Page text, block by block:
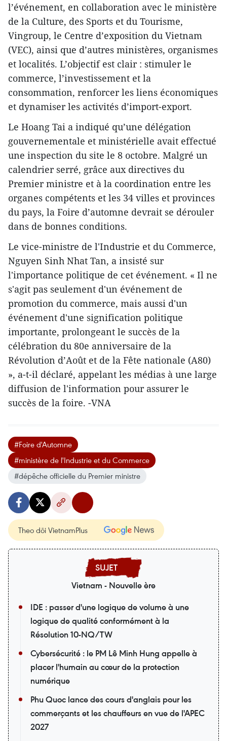
l’événement, en collaboration avec le ministère
de la Culture, des Sports et du Tourisme,
Vingroup, le Centre d’exposition du Vietnam
(VEC), ainsi que d’autres ministères, organismes
et localités. L’objectif est clair : stimuler le
commerce, l’investissement et la
consommation, renforcer les liens économiques
et dynamiser les activités d’import-export.
Le Hoang Tai a indiqué qu’une délégation
gouvernementale et ministérielle avait effectué
une inspection du site le 8 octobre. Malgré un
calendrier serré, grâce aux directives du
Premier ministre et à la coordination entre les
organes compétents et les 34 villes et provinces
du pays, la Foire d’automne devrait se dérouler
dans de bonnes conditions.
Le vice-ministre de l'Industrie et du Commerce,
Nguyen Sinh Nhat Tan, a insisté sur
l'importance politique de cet événement. « Il ne
s'agit pas seulement d'un événement de
promotion du commerce, mais aussi d'un
événement d'une signification politique
importante, prolongeant le succès de la
célébration du 80e anniversaire de la
Révolution d’Août et de la Fête nationale (A80)
», a-t-il déclaré, appelant les médias à une large
diffusion de l'information pour assurer le
succès de la foire. -VNA
#Foire d'Automne
#ministère de l'Industrie et du Commerce
#dépêche officielle du Premier ministre
Theo dõi VietnamPlus
Vietnam - Nouvelle ère
IDE : passer d'une logique de volume à une
logique de qualité conformément à la
Résolution 10-NQ/TW
Cybersécurité : le PM Lê Minh Hung appelle à
placer l'humain au cœur de la protection
numérique
Phu Quoc lance des cours d'anglais pour les
commerçants et les chauffeurs en vue de l'APEC
2027